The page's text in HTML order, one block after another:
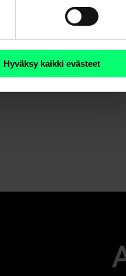
Hyväksy kaikki evästeet